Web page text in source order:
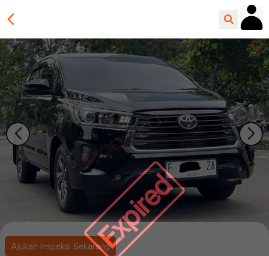
Expired
Ajukan Inspeksi Sekarang